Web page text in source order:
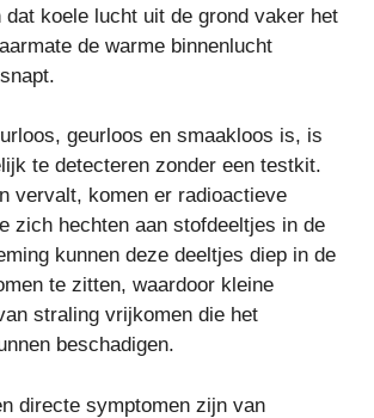
dat koele lucht uit de grond vaker het
de warme binnenlucht
geurloos en smaakloos is, is
te detecteren zonder een testkit.
vervalt, komen er radioactieve
zich hechten aan stofdeeltjes in de
kunnen deze deeltjes diep in de
te zitten, waardoor kleine
straling vrijkomen die het
beschadigen.
directe symptomen zijn van